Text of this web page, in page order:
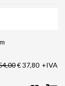
€ 37,80 +IVA